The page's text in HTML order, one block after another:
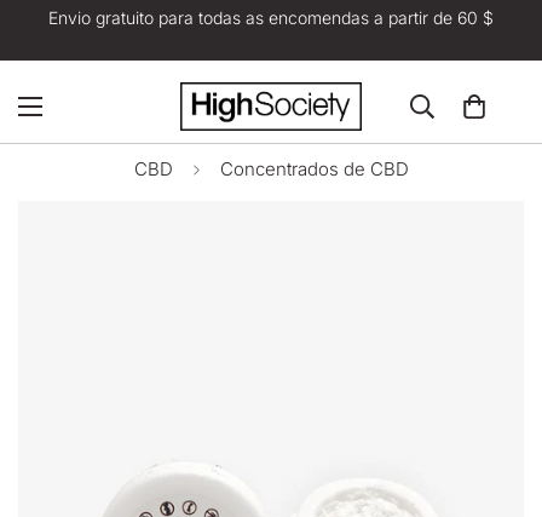
Envio gratuito para todas as encomendas a partir de 60 $
CBD Concentrados de CBD